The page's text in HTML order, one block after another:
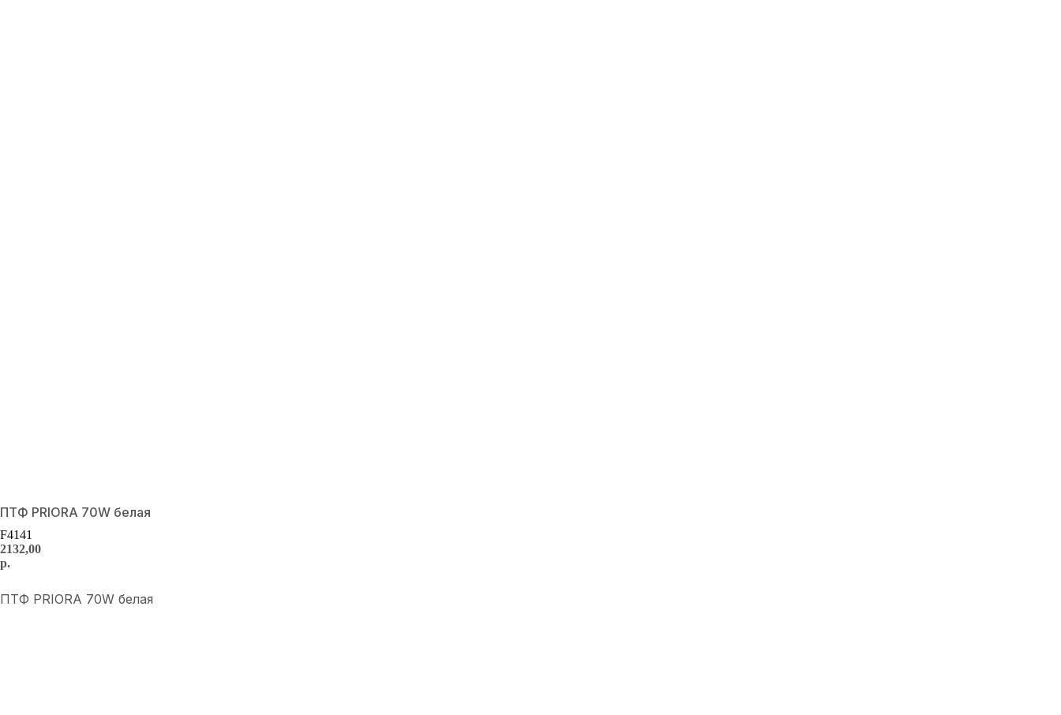
ПТФ PRIORA 70W белая
F4141
2132,00
р.
ПТФ PRIORA 70W белая